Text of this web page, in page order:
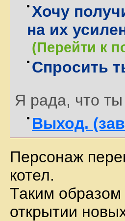
Хочу
на их
(Перейти к
Спросить
Я рада, что
Выход.
Персонаж
котел.
Таким образом
открытии